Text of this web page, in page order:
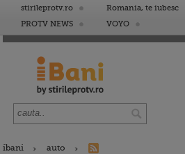
stirileprotv.ro Romania, te iubesc
PROTV NEWS
VOYO
ibani auto